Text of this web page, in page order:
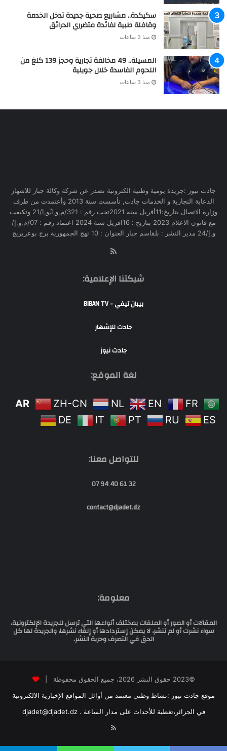
سكيكدة.. مشاريع صحية جديدة تدخل الخدمة
وقافلة طبية لفائدة متضرري الحرائق
منذ 3 ساعات
المسيلة.. 49 مخالفة تجارية وحجز 139 كلغ من
اللحوم الفاسدة خلال جويلية
منذ 3 ساعات
جادت نيوز :جريدة يومية وطنية الكترونية تصدر عن شركة وكالة جبار للاشهار
الدعاية التجارية و الخدمات جادت, تأسست سنة 2013 وأعتمدت من طرف
وزارة الاتصال بتاريخ:11أفريل سنة 2021تحت رقم : 321/م,و,ا,ّو,ا/21 وتكيفت
مع قانون الاعلام 2023 بتاريخ : 16افريل سنة 2024 اعتماد رقم : 07/م,و,إ/
و,إ/24 مدير النشر : بلقاسم جبار العنوان : 10 نهج الجمهورية برج بوعريريج
شبكتنا الإعلامية:
بيبان تيفي - BIBAN TV
جادت للإشهار
جادت نيوز
لغة الموقع:
AR ZH-CN NL EN
FR
DE
IT PT RU ES
للتواصل معنا:
32 61 40 94 07
contact@djadet.dz
معلومة:
المقالات أو الصور أو الملفات بمختلف أنواعها التي ترسل للجريدة الإلكترونية،
سواء نشرت أو لم تنشر، لا يمكن إستردادها أو إلغاء نشرها، والجريدة لها كل
الحق في التصرف وحرية النشر.
©2023 حقوق النشر 2026، جميع الحقوق محفوظة |
موقع جادت نيوز :نشاط وطني معتمد من أوائل المواقع الإخبارية الالكترونية
في الجزائر،تغطية للأحداث على مدار الساعة . djadet@djadet.dz
RSS